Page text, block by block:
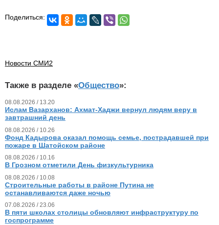
Поделиться:
Новости СМИ2
Также в разделе «Общество»:
08.08.2026 / 13.20
Ислам Вазарханов: Ахмат-Хаджи вернул людям веру в
завтрашний день
08.08.2026 / 10.26
Фонд Кадырова оказал помощь семье, пострадавшей при
пожаре в Шатойском районе
08.08.2026 / 10.16
В Грозном отметили День физкультурника
08.08.2026 / 10.08
Строительные работы в районе Путина не
останавливаются даже ночью
07.08.2026 / 23.06
В пяти школах столицы обновляют инфраструктуру по
госпрограмме